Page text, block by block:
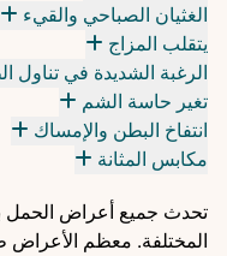
الغثيان الصباحي والقيء
يتقلب المزاج
الرغبة الشديدة في تناول
تغير حاسة الشم
انتفاخ البطن والإمساك
مكابس المثانة
تحدث جميع أعراض الحمل
المختلفة. معظم الأعراض